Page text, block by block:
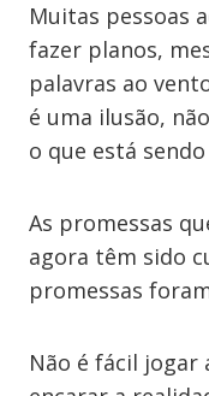
Muitas pessoas
fazer planos,
palavras ao
é uma ilusão,
o que está
As promessas
agora têm sido
promessas
Não é fácil jogar